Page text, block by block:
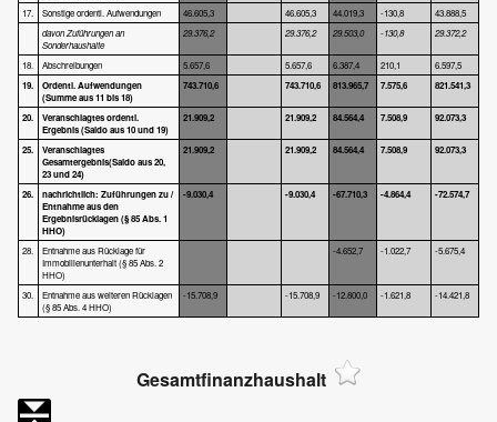
17. Sonstige ordentl. Aufwendungen 46.605,3 46.605,3 44.019,3 -130,8
43.888,5
davon Zuführungen an
Sonderhaushalte
29.376,2 29.376,2 29.503,0 -130,8 29.372,2
18. Abschreibungen 5.657,6 5.657,6 6.387,4 210,1
6.597,5
19.
Ordentl. Aufwendungen
(Summe aus 11 bis 18)
743.710,6 743.710,6 813.965,7 7.575,6 821.541,3
20.
Veranschlagtes ordentl.
Ergebnis(Saldo aus 10 und 19)
21.909,2 21.909,2 84.564,4 7.508,9 92.073,3
25.
Veranschlagtes
Gesamtergebnis(Saldo aus 20,
23 und 24)
21.909,2 21.909,2 84.564,4 7.508,9 92.073,3
26.
nachrichtlich: Zuführungen zu /
Entnahme aus den
Ergebnisrücklagen(§ 85 Abs. 1
HHO)
-9.030,4 -9.030,4 -67.710,3 -4.864,4 -72.574,7
28.
Entnahme aus Rücklage für
Immobilienunterhalt (§ 85 Abs. 2
HHO)
-4.652,7 -1.022,7 -5.675,4
30.
Entnahme aus weiteren Rücklagen
(§ 85 Abs. 4 HHO)
-15.708,9 -15.708,9 -12.800,0 -1.621,8 -14.421,8
Gesamtfinanzhaushalt